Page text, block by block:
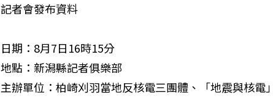
記者會發布資料
日期：8月7日16時15分
地點：新潟縣記者俱樂部
主辦單位：柏崎刈羽當地反核電三團體、「地震與核電